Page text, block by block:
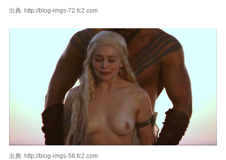
出典: http://blog-imgs-72.fc2.com
出典: http://blog-imgs-56.fc2.com